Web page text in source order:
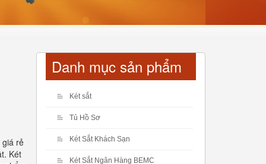
rẻ
Két
Danh mục sản phẩm
Két sắt
Tủ Hồ Sơ
Két Sắt Khách Sạn
Két Sắt Ngân Hàng BEMC